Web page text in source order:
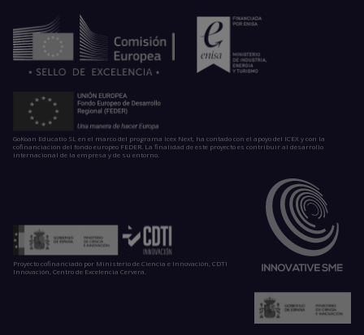
GoKoan Educatio SL en el marco del programa Icex Next, ha contado con el apoyo del ICEX y con la
cofinanciación del fondo europeo FEDER. La finalidad de este proyecto es contribuir al desarrollo
internacional de la empresa y de su entorno.
Proyecto cofinanciado por Ministerio de Ciencia e Innovación, CDTI
Innovación, Centro de Excelencia Cervera.